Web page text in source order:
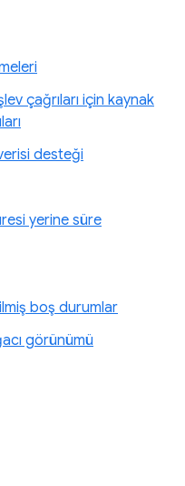
çağrıları için kaynak
desteği
yerine süre
boş durumlar
görünümü